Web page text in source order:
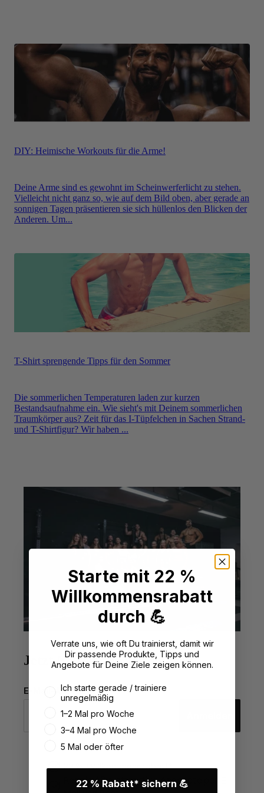
DIY: Heimische Workouts für die Arme!
Deine Arme sind es gewohnt im Scheinwerferlicht zu stehen.
Vielleicht nicht ganz so, wie auf dem Bild oben, aber gerade an
sonnigen Tagen präsentieren sie sich hüllenlos den Blicken der
Anderen. Um...
T-Shirt sprengende Tipps für den Sommer
Die sommerlichen Temperaturen laden zur kurzen
Bestandsaufnahme ein. Wie sieht's mit Deinem sommerlichen
Traumkörper aus? Zeit für das I-Tüpfelchen in Sachen Strand-
und T-Shirtfigur? Wir haben ...
Jetzt Newsletter abonnieren!
E-Mail-Adresse
22 % Willkommensrabatt*
Regelmäßig attraktive Angebote per E-
Starte mit 22 %
Willkommensrabatt
durch 💪
Verrate uns, wie oft Du trainierst, damit wir
Dir passende Produkte, Tipps und
Angebote für Deine Ziele zeigen können.
Wie oft trainierst du aktuell?
Ich starte gerade / trainiere
unregelmäßig
1–2 Mal pro Woche
3–4 Mal pro Woche
5 Mal oder öfter
22 % Rabatt* sichern 💪